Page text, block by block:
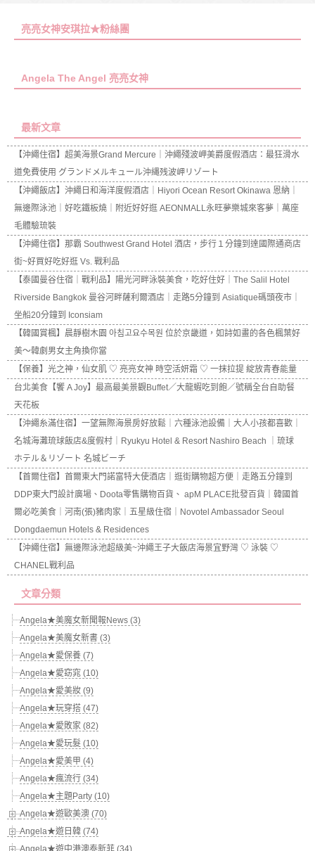
亮亮女神安琪拉★粉絲團
Angela The Angel 亮亮女神
最新文章
【沖繩住宿】超美海景Grand Mercure｜沖繩殘波岬美爵度假酒店：最狂滑水
道免費使用 グランドメルキュール沖縄残波岬リゾート
【沖繩飯店】沖繩日和海洋度假酒店｜Hiyori Ocean Resort Okinawa 恩納｜
無邊際泳池｜好吃鐵板燒｜附近好好逛 AEONMALL永旺夢樂城來客夢｜萬座
毛體驗琉裝
【沖繩住宿】那霸 Southwest Grand Hotel 酒店，步行１分鐘到達國際通商店
街~好買好吃好逛 Vs. 戰利品
【泰國曼谷住宿｜戰利品】陽光河畔泳裝美食，吃好住好｜The Salil Hotel
Riverside Bangkok 曼谷河畔薩利爾酒店｜走路5分鐘到 Asiatique碼頭夜市｜
坐船20分鐘到 Iconsiam
【韓國賞楓】晨靜樹木園 아침고요수목원 位於京畿道，如詩如畫的各色楓葉好
美～韓劇男女主角換你當
【保養】光之神，仙女肌 ♡ 亮亮女神 時空活妍霜 ♡ 一抹拉提 綻放青春能量
台北美食【饗 A Joy】最高最美景觀Buffet／大龍蝦吃到飽／號稱全台自助餐
天花板
【沖繩糸滿住宿】一望無際海景房好放鬆｜六種泳池設備｜大人小孩都喜歡｜
名城海灘琉球飯店&度假村｜Ryukyu Hotel & Resort Nashiro Beach ｜琉球
ホテル＆リゾート 名城ビーチ
【首爾住宿】首爾東大門諾富特大使酒店｜逛街購物超方便｜走路五分鐘到
DDP東大門設計廣場、Doota零售購物百貨、 apM PLACE批發百貨｜韓國首
爾必吃美食｜河南(張)豬肉家｜五星級住宿｜Novotel Ambassador Seoul
Dongdaemun Hotels & Residences
【沖繩住宿】無邊際泳池超級美~沖繩王子大飯店海景宜野灣 ♡ 泳裝 ♡
CHANEL戰利品
文章分類
Angela★美魔女新聞報News (3)
Angela★美魔女新書 (3)
Angela★愛保養 (7)
Angela★愛窈窕 (10)
Angela★愛美妝 (9)
Angela★玩穿搭 (47)
Angela★愛敗家 (82)
Angela★愛玩髮 (10)
Angela★愛美甲 (4)
Angela★瘋流行 (34)
Angela★主題Party (10)
Angela★遊歐美澳 (70)
Angela★遊日韓 (74)